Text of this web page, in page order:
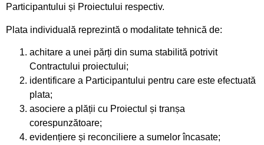
Participantului și Proiectului respectiv.
Plata individuală reprezintă o modalitate tehnică de:
achitare a unei părți din suma stabilită potrivit
Contractului proiectului;
identificare a Participantului pentru care este efectuată
plata;
asociere a plății cu Proiectul și tranșa
corespunzătoare;
evidențiere și reconciliere a sumelor încasate;